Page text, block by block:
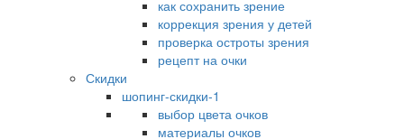
как сохранить зрение
коррекция зрения у детей
проверка остроты зрения
рецепт на очки
Скидки
шопинг-скидки-1
выбор цвета очков
материалы очков